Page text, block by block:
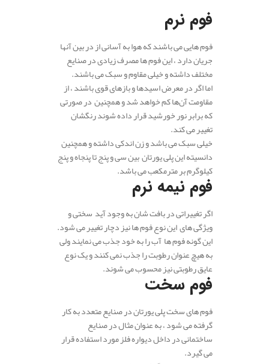
فوم نرم
فوم هایی می باشند که هوا به آسانی از در بین آنها
جریان دارد ، این فوم ها مصرف زیادی در صنایع
مختلف داشته و خیلی مقاوم و سبک می باشند.
اما اگر در معرض اسیدها و بازهای قوی باشند ، از
مقاومت آن‌ها کم خواهد شد و همچنین در صورتی
که برابر نور خورشید قرار داده شوند رنگشان
تغییر می کند.
خیلی سبک می باشد و زن اندکی داشته و همچنین
دانسیته این پلی یورتان بین سی و پنج تا پنجاه و پنج
کیلوگرم بر مترمکعب می باشد.
فوم نیمه نرم
اگر تغییراتی در بافت شان به وجود آید سختی و
ویژگی های این نوع فوم ها نیز دچار تغییر می شود.
این گونه فوم ها آب را به خود جذب می‌ نمایند ولی
به هیچ عنوان رطوبت را جذب نمی کنند و یک نوع
عایق رطوبتی نیز محسوب می شوند.
فوم سخت
فوم های سخت پلی یورتان در صنایع متعدد به کار
گرفته می شود ، به عنوان مثال در صنایع
ساختمانی در داخل دیواره فلز مورد استفاده قرار
می گیرد.